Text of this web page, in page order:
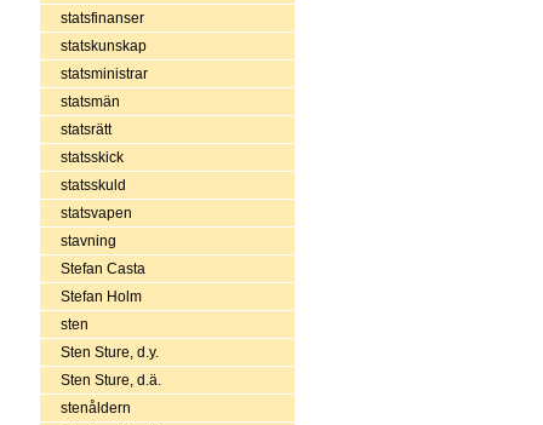
statsfinanser
statskunskap
statsministrar
statsmän
statsrätt
statsskick
statsskuld
statsvapen
stavning
Stefan Casta
Stefan Holm
sten
Sten Sture, d.y.
Sten Sture, d.ä.
stenåldern